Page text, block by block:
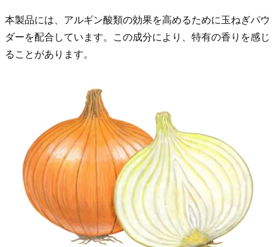
本製品には、アルギン酸類の効果を高めるために玉ねぎパウ
ダーを配合しています。この成分により、特有の香りを感じ
ることがあります。